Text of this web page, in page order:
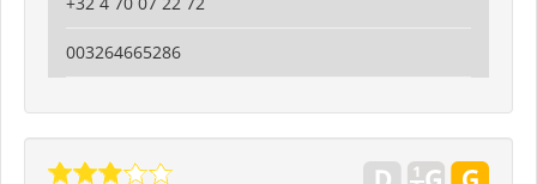
003264665286